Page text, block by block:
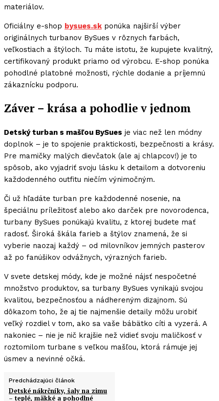
materiálov.
Oficiálny e-shop bysues.sk ponúka najširší výber
originálnych turbanov BySues v rôznych farbách,
veľkostiach a štýloch. Tu máte istotu, že kupujete kvalitný,
certifikovaný produkt priamo od výrobcu. E-shop ponúka
pohodlné platobné možnosti, rýchle dodanie a príjemnú
zákaznícku podporu.
Záver – krása a pohodlie v jednom
Detský turban s mašľou BySues je viac než len módny
doplnok – je to spojenie praktickosti, bezpečnosti a krásy.
Pre mamičky malých dievčatok (ale aj chlapcov!) je to
spôsob, ako vyjadriť svoju lásku k detailom a dotvoreniu
každodenného outfitu niečím výnimočným.
Či už hľadáte turban pre každodenné nosenie, na
špeciálnu príležitosť alebo ako darček pre novorodenca,
turbany BySues ponúkajú kvalitu, z ktorej budete mať
radosť. Široká škála farieb a štýlov znamená, že si
vyberie naozaj každý – od milovníkov jemných pasterov
až po fanúšikov odvážnych, výrazných farieb.
V svete detskej módy, kde je možné nájsť nespočetné
množstvo produktov, sa turbany BySues vynikajú svojou
kvalitou, bezpečnosťou a nádhereným dizajnom. Sú
dôkazom toho, že aj tie najmenšie detaily môžu urobiť
veľký rozdiel v tom, ako sa vaše bábätko cíti a vyzerá. A
nakoniec – nie je nič krajšie než vidieť svoju maličkosť v
roztomilom turbane s veľkou mašľou, ktorá rámuje jej
úsmev a nevinné očká.
Predchádzajúci článok
Detské nákrčníky, šaly na zimu
– teplé, mäkké a pohodlné